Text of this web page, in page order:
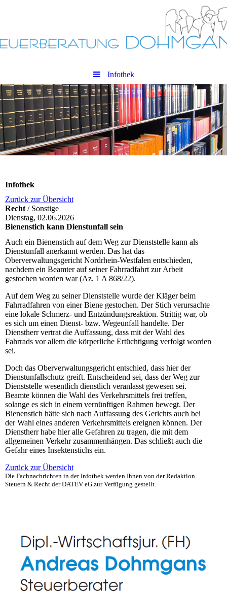
Infothek
Infothek
Zurück zur Übersicht
Recht / Sonstige
Dienstag, 02.06.2026
Bienenstich kann Dienstunfall sein
Auch ein Bienenstich auf dem Weg zur Dienststelle kann als
Dienstunfall anerkannt werden. Das hat das
Oberverwaltungsgericht Nordrhein-Westfalen entschieden,
nachdem ein Beamter auf seiner Fahrradfahrt zur Arbeit
gestochen worden war (Az. 1 A 868/22).
Auf dem Weg zu seiner Dienststelle wurde der Kläger beim
Fahrradfahren von einer Biene gestochen. Der Stich verursachte
eine lokale Schmerz- und Entzündungsreaktion. Strittig war, ob
es sich um einen Dienst- bzw. Wegeunfall handelte. Der
Dienstherr vertrat die Auffassung, dass mit der Wahl des
Fahrrads vor allem die körperliche Ertüchtigung verfolgt worden
sei.
Doch das Oberverwaltungsgericht entschied, dass hier der
Dienstunfallschutz greift. Entscheidend sei, dass der Weg zur
Dienststelle wesentlich dienstlich veranlasst gewesen sei.
Beamte können die Wahl des Verkehrsmittels frei treffen,
solange es sich in einem vernünftigen Rahmen bewegt. Der
Bienenstich hätte sich nach Auffassung des Gerichts auch bei
der Wahl eines anderen Verkehrsmittels ereignen können. Der
Dienstherr habe hier alle Gefahren zu tragen, die mit dem
allgemeinen Verkehr zusammenhängen. Das schließt auch die
Gefahr eines Insektenstichs ein.
Zurück zur Übersicht
Die Fachnachrichten in der Infothek werden Ihnen von der Redaktion
Steuern & Recht der DATEV eG zur Verfügung gestellt.